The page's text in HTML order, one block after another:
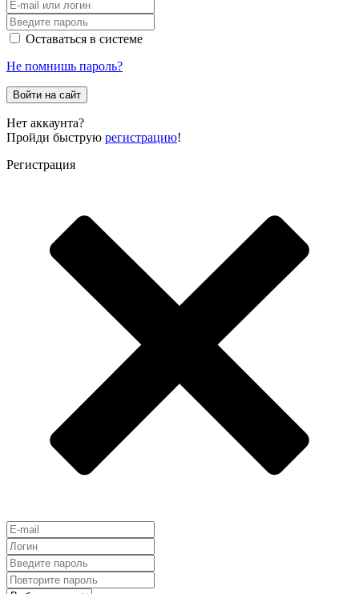
Оставаться в системе
Не помнишь пароль?
Войти на сайт
Нет аккаунта?
Пройди быструю регистрацию!
Регистрация